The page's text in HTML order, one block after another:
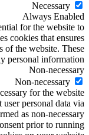
Necessary
Always Enabled
for the website to
cookies that ensures
of the website. These
personal information.
Non-necessary
Non-necessary
for the website
personal data via
as non-necessary
prior to running